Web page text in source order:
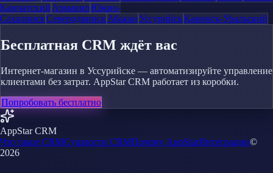
Камчатский АрмавирЮжно-
СахалинскСеверодвинскАбаканУссурийскКаменск-Уральский
Бесплатная CRM ждёт вас
Интернет-магазин в Уссурийске — автоматизируйте управление
клиентами без затрат. AppStar CRM работает из коробки.
Попробовать бесплатно
AppStar CRM
Что такое CRMСущности CRMПочему AppStarИнтеграции©
2026